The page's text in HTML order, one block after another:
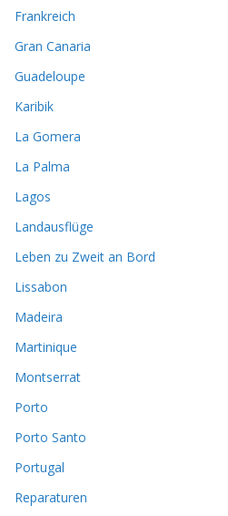
Frankreich
Gran Canaria
Guadeloupe
Karibik
La Gomera
La Palma
Lagos
Landausflüge
Leben zu Zweit an Bord
Lissabon
Madeira
Martinique
Montserrat
Porto
Porto Santo
Portugal
Reparaturen